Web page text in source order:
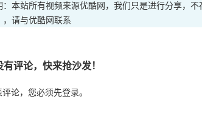
：本站所有视频来源优酷网，我们只是进行分享，
，请与优酷网联系
有评论，快来抢沙发！
评论，您必须先登录。